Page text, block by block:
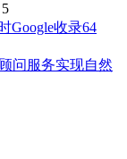
5
Google收录64
问服务实现自然